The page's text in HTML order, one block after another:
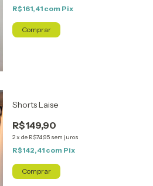
R$161,41 com Pix
Comprar
Shorts Laise
R$149,90
2x de R$74,95 sem juros
R$142,41 com Pix
Comprar